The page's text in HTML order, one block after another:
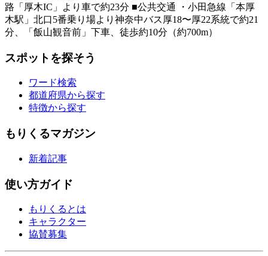
路「厚木IC」より車で約23分 ■公共交通 ・小田急線「本厚
木駅」北口5番乗り場より神奈中バス厚18〜厚22系統で約21
分、「飯山観音前」下車、徒歩約10分（約700m）
スポットを探そう
ワード検索
都道府県から探す
特徴から探す
もりくるマガジン
新着記事
使い方ガイド
もりくるとは
キャラクター
協賛募集